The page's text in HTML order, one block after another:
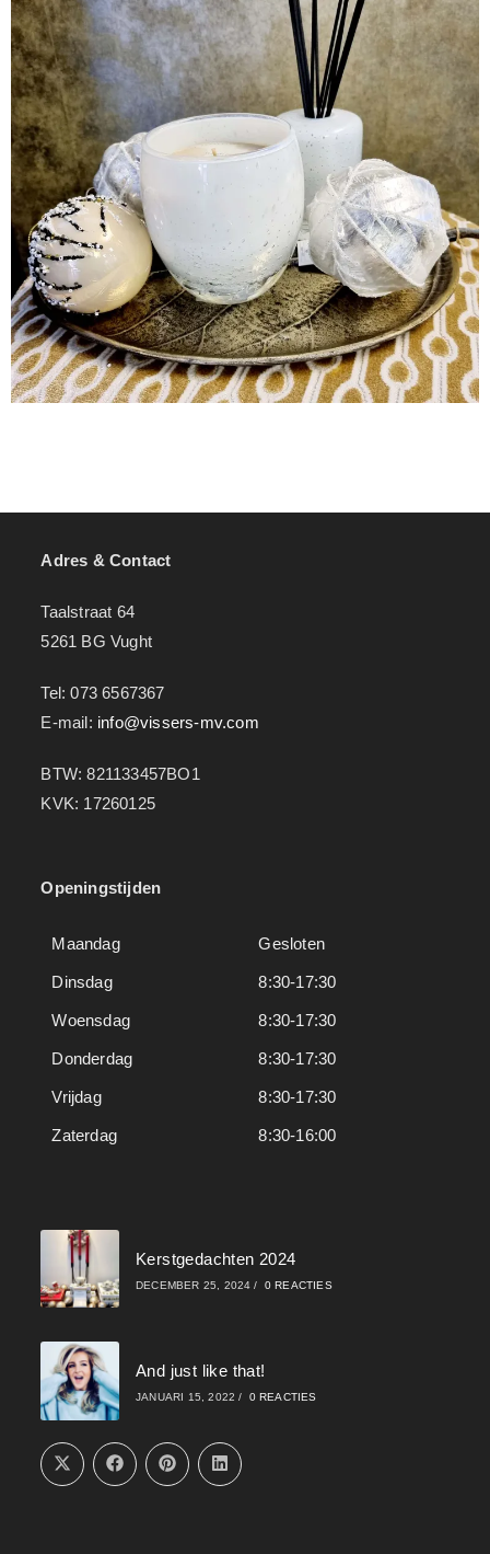
Adres & Contact
Taalstraat 64
5261 BG Vught
Tel: 073 6567367
E-mail: info@vissers-mv.com
BTW: 821133457BO1
KVK: 17260125
Openingstijden
Maandag Gesloten
Dinsdag 8:30-17:30
Woensdag 8:30-17:30
Donderdag 8:30-17:30
Vrijdag 8:30-17:30
Zaterdag 8:30-16:00
Kerstgedachten 2024
DECEMBER 25, 2024 / 0 REACTIES
And just like that!
JANUARI 15, 2022 / 0 REACTIES